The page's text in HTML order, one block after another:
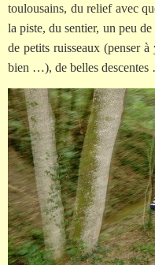
toulousains, du relief avec
la piste, du sentier, un peu
de petits ruisseaux (penser
bien …), de belles